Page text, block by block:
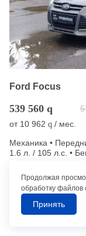
Ford Focus
539 560 q
от 10 962 q / мес.
Механика •
1.6 л. / 105 л.с. •
Чебоксары (156 км
Продолжая
обработку файлов
Принять